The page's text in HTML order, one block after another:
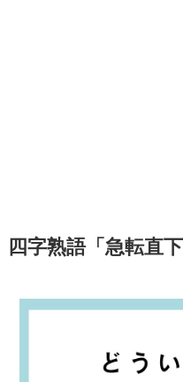
四字熟語「急転直